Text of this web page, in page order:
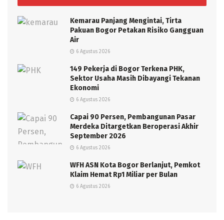
Kemarau Panjang Mengintai, Tirta
Pakuan Bogor Petakan Risiko Gangguan
Air
6 Agustus 2026
149 Pekerja di Bogor Terkena PHK,
Sektor Usaha Masih Dibayangi Tekanan
Ekonomi
6 Agustus 2026
Capai 90 Persen, Pembangunan Pasar
Merdeka Ditargetkan Beroperasi Akhir
September 2026
6 Agustus 2026
WFH ASN Kota Bogor Berlanjut, Pemkot
Klaim Hemat Rp1 Miliar per Bulan
6 Agustus 2026